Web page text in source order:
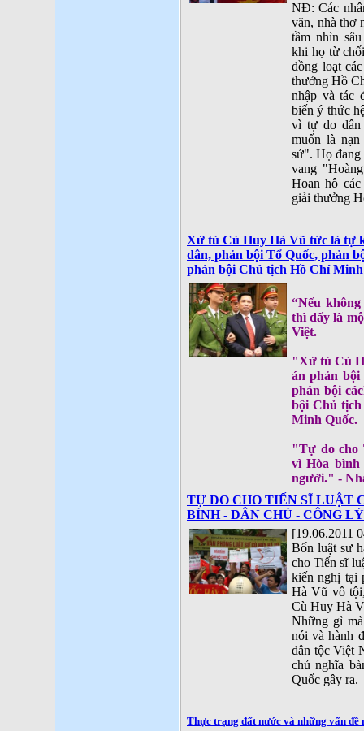
NĐ: Các
văn, nhà thơ
tầm nhìn
khi họ từ
đồng loạt
thưởng Hồ
nhập và tác
biến ý thức
vì tự do dân
muốn là
sử". Họ đang
vang
Hoan hô
giải thưởng
Xử tù Cù Huy Hà Vũ tức là tự
dân, phản bội Tổ Quốc, phản
phản bội Chủ tịch Hồ Chí Minh
“Nếu
thì đấy là
Việt.
"Xử tù Cù
án phản bội
phản bội
bội Chủ
Minh Quốc.
"Tự do cho
vì Hòa bình
người." -
TỰ DO CHO TIẾN SĨ LUẬT
BÌNH - DÂN CHỦ - CÔNG
[19.06.2011
Bốn luật sư
cho Tiến sĩ
kiến nghị tại
Hà Vũ vô
Cù Huy Hà
Những gì
nói và hành
dân tộc Việt
chủ nghĩa
Quốc gây ra.
Thực trạng đất nước và những vấn